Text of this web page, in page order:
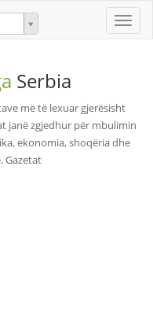
Toggle
Serbia
më të lexuar gjerësisht
janë zgjedhur për mbulimin
ekonomia, shoqëria dhe
Gazetat